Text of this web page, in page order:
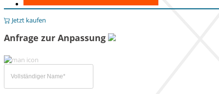
Jetzt kaufen
Anfrage zur Anpassung